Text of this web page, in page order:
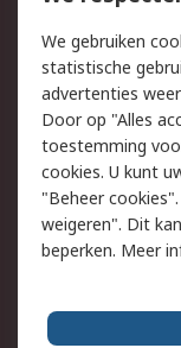
Track & Trace
Wettelijk
Cookiebeleid
Privacybeleid
Algemene
Over RS
We gebruiken
statistische
advertenties
Door op "Alles
toestemming
cookies. U kunt
"Beheer
weigeren". Dit
beperken. Meer